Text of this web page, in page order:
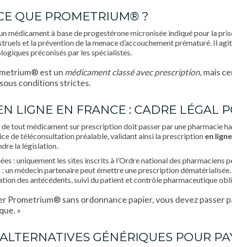
QUE PROMETRIUM® ?
médicament à base de progestérone micronisée indiqué pour la
et la prévention de la menace d’accouchement prématuré. Il
préconisés par les spécialistes.
est un médicament classé avec prescription, mais
sous conditions strictes.
LIGNE EN FRANCE : CADRE LÉGAL
de tout médicament sur prescription doit passer par une pharmacie
de téléconsultation préalable, validant ainsi la prescription en ligne
la législation.
: uniquement les sites inscrits à l’Ordre national des
un médecin partenaire peut émettre une prescription dématérialisée.
des antécédents, suivi du patient et contrôle pharmaceutique
Prometrium® sans ordonnance papier, vous devez passer
»
GÉNÉRIQUES POUR